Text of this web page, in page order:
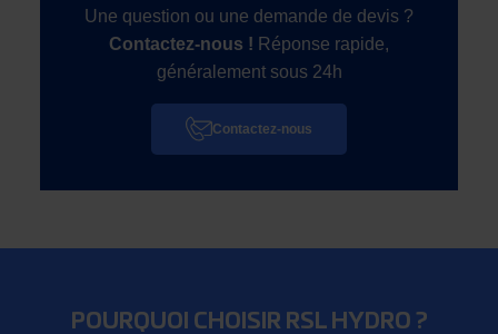
Une question ou une demande de devis ?
Contactez-nous ! Réponse rapide,
généralement sous 24h
Contactez-nous
POURQUOI CHOISIR RSL HYDRO ?